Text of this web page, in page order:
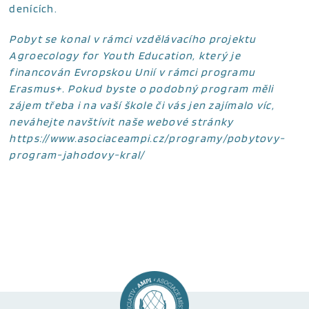
denících.
Pobyt se konal v rámci vzdělávacího projektu
Agroecology for Youth Education, který je
financován Evropskou Unií v rámci programu
Erasmus+. Pokud byste o podobný program měli
zájem třeba i na vaší škole či vás jen zajímalo víc,
neváhejte navštívit naše webové stránky
https://www.asociaceampi.cz/programy/pobytovy-
program-jahodovy-kral/